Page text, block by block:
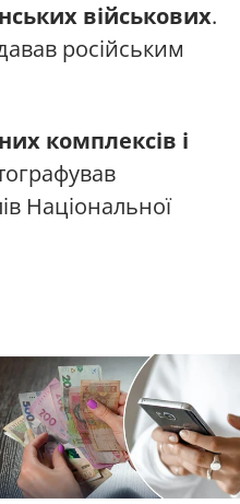
військових.
російським
комплексів і
Національної